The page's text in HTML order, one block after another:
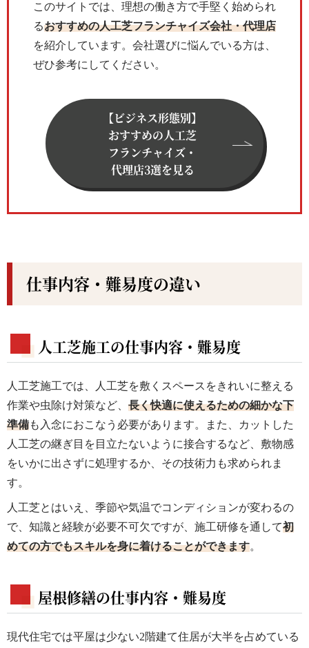
このサイトでは、理想の働き方で手堅く始められ
るおすすめの人工芝フランチャイズ会社・代理店
を紹介しています。会社選びに悩んでいる方は、
ぜひ参考にしてください。
【ビジネス形態別】
おすすめの人工芝
フランチャイズ・
代理店3選を見る
仕事内容・難易度の違い
人工芝施工の仕事内容・難易度
人工芝施工では、人工芝を敷くスペースをきれいに整える
作業や虫除け対策など、 長く快適に使えるための細かな下
準備も入念におこなう必要があります。また、カットした
人工芝の継ぎ目を目立たないように接合するなど、敷物感
をいかに出さずに処理するか、その技術力も求められま
す。
人工芝とはいえ、季節や気温でコンディションが変わるの
で、知識と経験が必要不可欠ですが、施工研修を通して初
めての方でもスキルを身に着けることができます。
屋根修繕の仕事内容・難易度
現代住宅では平屋は少ない2階建て住居が大半を占めている